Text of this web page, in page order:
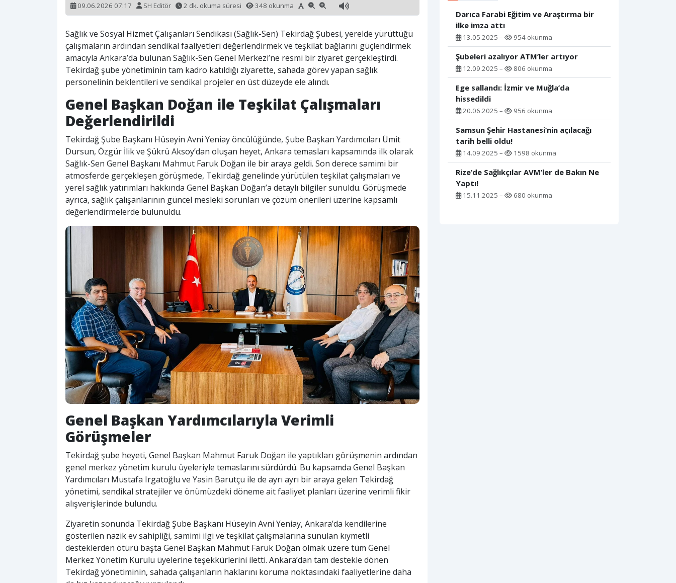
09.06.2026 07:17 SH Editör 2 dk. okuma süresi 348 okunma
Sağlık ve Sosyal Hizmet Çalışanları Sendikası (Sağlık-Sen) Tekirdağ Şubesi, yerelde yürüttüğü
çalışmaların ardından sendikal faaliyetleri değerlendirmek ve teşkilat bağlarını güçlendirmek
amacıyla Ankara’da bulunan Sağlık-Sen Genel Merkezi’ne resmi bir ziyaret gerçekleştirdi.
Tekirdağ şube yönetiminin tam kadro katıldığı ziyarette, sahada görev yapan sağlık
personelinin beklentileri ve sendikal projeler en üst düzeyde ele alındı.
Genel Başkan Doğan ile Teşkilat Çalışmaları
Değerlendirildi
Tekirdağ Şube Başkanı Hüseyin Avni Yeniay öncülüğünde, Şube Başkan Yardımcıları Ümit
Dursun, Özgür İlik ve Şükrü Aksoy’dan oluşan heyet, Ankara temasları kapsamında ilk olarak
Sağlık-Sen Genel Başkanı Mahmut Faruk Doğan ile bir araya geldi. Son derece samimi bir
atmosferde gerçekleşen görüşmede, Tekirdağ genelinde yürütülen teşkilat çalışmaları ve
yerel sağlık yatırımları hakkında Genel Başkan Doğan’a detaylı bilgiler sunuldu. Görüşmede
ayrıca, sağlık çalışanlarının güncel mesleki sorunları ve çözüm önerileri üzerine kapsamlı
değerlendirmelerde bulunuldu.
Genel Başkan Yardımcılarıyla Verimli
Görüşmeler
Tekirdağ şube heyeti, Genel Başkan Mahmut Faruk Doğan ile yaptıkları görüşmenin ardından
genel merkez yönetim kurulu üyeleriyle temaslarını sürdürdü. Bu kapsamda Genel Başkan
Yardımcıları Mustafa Irgatoğlu ve Yasin Barutçu ile de ayrı ayrı bir araya gelen Tekirdağ
yönetimi, sendikal stratejiler ve önümüzdeki döneme ait faaliyet planları üzerine verimli fikir
alışverişlerinde bulundu.
Ziyaretin sonunda Tekirdağ Şube Başkanı Hüseyin Avni Yeniay, Ankara’da kendilerine
gösterilen nazik ev sahipliği, samimi ilgi ve teşkilat çalışmalarına sunulan kıymetli
desteklerden ötürü başta Genel Başkan Mahmut Faruk Doğan olmak üzere tüm Genel
Merkez Yönetim Kurulu üyelerine teşekkürlerini iletti. Ankara’dan tam destekle dönen
Tekirdağ yönetiminin, sahada çalışanların haklarını koruma noktasındaki faaliyetlerine daha
Darıca Farabi Eğitim ve Araştırma bir
ilke imza attı
13.05.2025 – 954 okunma
Şubeleri azalıyor ATM’ler artıyor
12.09.2025 – 806 okunma
Ege sallandı: İzmir ve Muğla’da
hissedildi
20.06.2025 – 956 okunma
Samsun Şehir Hastanesi’nin açılacağı
tarih belli oldu!
14.09.2025 – 1598 okunma
Rize’de Sağlıkçılar AVM’ler de Bakın Ne
Yaptı!
15.11.2025 – 680 okunma